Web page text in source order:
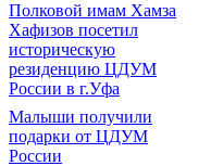
Полковой имам Хамза
Хафизов посетил
историческую
резиденцию ЦДУМ
России в г.Уфа
Малыши получили
подарки от ЦДУМ
России